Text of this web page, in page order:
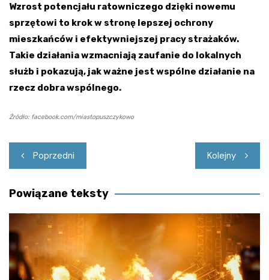
Wzrost potencjału ratowniczego dzięki nowemu
sprzętowi to krok w stronę lepszej ochrony
mieszkańców i efektywniejszej pracy strażaków.
Takie działania wzmacniają zaufanie do lokalnych
służb i pokazują, jak ważne jest wspólne działanie na
rzecz dobra wspólnego.
Źródło: facebook.com/miastopuszczykowo
Nawigacja
wpisu
Poprzedni Kolejny
Powiązane teksty